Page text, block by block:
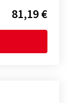
81,19 €